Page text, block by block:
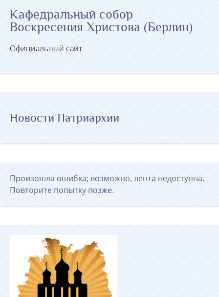
Кафедральный собор
Воскресения Христова (Берлин)
Официальный сайт
Новости Патриархии
Произошла ошибка; возможно, лента недоступна.
Повторите попытку позже.